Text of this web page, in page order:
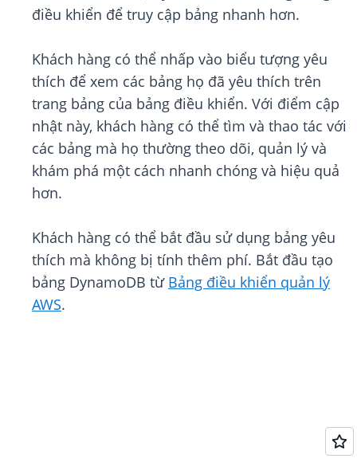
điều khiển để truy cập bảng nhanh hơn.
Khách hàng có thể nhấp vào biểu tượng yêu
thích để xem các bảng họ đã yêu thích trên
trang bảng của bảng điều khiển. Với điểm cập
nhật này, khách hàng có thể tìm và thao tác với
các bảng mà họ thường theo dõi, quản lý và
khám phá một cách nhanh chóng và hiệu quả
hơn.
Khách hàng có thể bắt đầu sử dụng bảng yêu
thích mà không bị tính thêm phí. Bắt đầu tạo
bảng DynamoDB từ Bảng điều khiển quản lý
AWS.